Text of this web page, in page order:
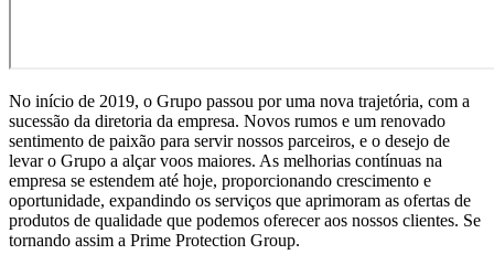
No início de 2019, o Grupo passou por uma nova trajetória, com a
sucessão da diretoria da empresa. Novos rumos e um renovado
sentimento de paixão para servir nossos parceiros, e o desejo de
levar o Grupo a alçar voos maiores. As melhorias contínuas na
empresa se estendem até hoje, proporcionando crescimento e
oportunidade, expandindo os serviços que aprimoram as ofertas de
produtos de qualidade que podemos oferecer aos nossos clientes. Se
tornando assim a Prime Protection Group.